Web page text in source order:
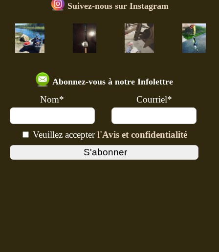
Suivez-nous sur Instagram
Abonnez-vous à notre Infolettre
Nom* Courriel*
Veuillez accepterl'Avis et confidentialité